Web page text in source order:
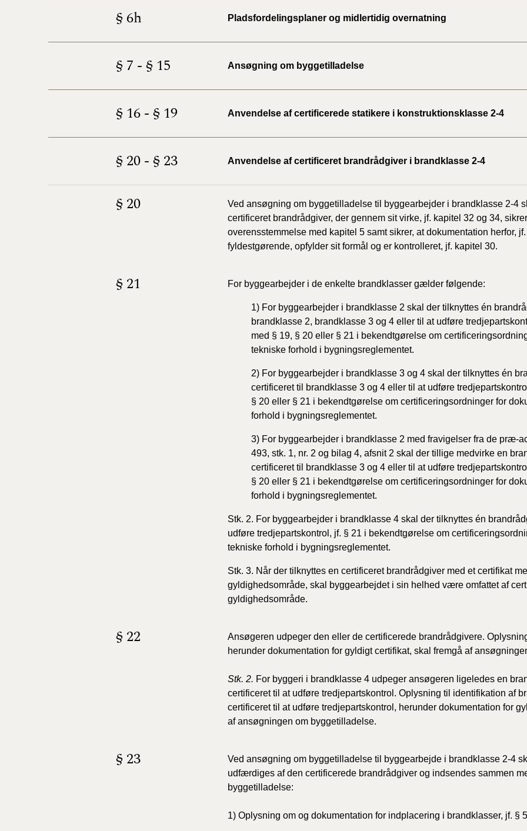
BR18
BR18
BR18
BR15
§ 6h Pladsfordelingsplaner og midlertidig overnatning
§ 7 - § 15 Ansøgning om byggetilladelse
§ 16 - § 19 Anvendelse af certificerede statikere i konstruktionsklasse 2-4
§ 20 - § 23 Anvendelse af certificeret brandrådgiver i brandklasse 2-4
§ 20
Ved ansøgning om byggetilladelse til byggearbejder i brandklasse 2-4
certificeret brandrådgiver, der gennem sit virke, jf. kapitel 32 og 34,
overensstemmelse med kapitel 5 samt sikrer, at dokumentation herfor,
fyldestgørende, opfylder sit formål og er kontrolleret, jf. kapitel 30.
§ 21 For byggearbejder i de enkelte brandklasser gælder følgende:
1) For byggearbejder i brandklasse 2 skal der tilknyttes én
brandklasse 2, brandklasse 3 og 4 eller til at udføre
med § 19, § 20 eller § 21 i bekendtgørelse om
tekniske forhold i bygningsreglementet.
2) For byggearbejder i brandklasse 3 og 4 skal der tilknyttes én
certificeret til brandklasse 3 og 4 eller til at udføre
§ 20 eller § 21 i bekendtgørelse om certificeringsordninger for
forhold i bygningsreglementet.
3) For byggearbejder i brandklasse 2 med fravigelser fra de præ-
493, stk. 1, nr. 2 og bilag 4, afsnit 2 skal der tillige medvirke en
certificeret til brandklasse 3 og 4 eller til at udføre
§ 20 eller § 21 i bekendtgørelse om certificeringsordninger for
forhold i bygningsreglementet.
Stk. 2. For byggearbejder i brandklasse 4 skal der tilknyttes én
udføre tredjepartskontrol, jf. § 21 i bekendtgørelse om
tekniske forhold i bygningsreglementet.
Stk. 3. Når der tilknyttes en certificeret brandrådgiver med et certifikat
gyldighedsområde, skal byggearbejdet i sin helhed være omfattet af
gyldighedsområde.
§ 22
Ansøgeren udpeger den eller de certificerede brandrådgivere.
herunder dokumentation for gyldigt certifikat, skal fremgå af
Stk. 2. For byggeri i brandklasse 4 udpeger ansøgeren ligeledes en
certificeret til at udføre tredjepartskontrol. Oplysning til identifikation af
certificeret til at udføre tredjepartskontrol, herunder dokumentation for
af ansøgningen om byggetilladelse.
§ 23
Ved ansøgning om byggetilladelse til byggearbejde i brandklasse 2-4
udfærdiges af den certificerede brandrådgiver og indsendes sammen
byggetilladelse:
1) Oplysning om og dokumentation for indplacering i brandklasser, jf. §